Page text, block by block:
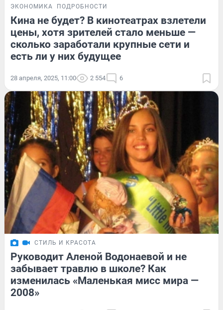
ЭКОНОМИКА ПОДРОБНОСТИ
Кина не будет? В кинотеатрах взлетели
цены, хотя зрителей стало меньше —
сколько заработали крупные сети и
есть ли у них будущее
28 апреля, 2025, 11:00 2 554 6
СТИЛЬ И КРАСОТА
Руководит Аленой Водонаевой и не
забывает травлю в школе? Как
изменилась «Маленькая мисс мира —
2008»